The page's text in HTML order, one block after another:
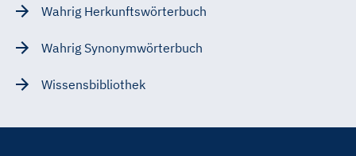
Wahrig Herkunftswörterbuch
Wahrig Synonymwörterbuch
Wissensbibliothek